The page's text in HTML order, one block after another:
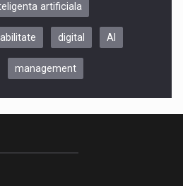
CLUJ, 9 Decembrie
artificiala
digital AI
management